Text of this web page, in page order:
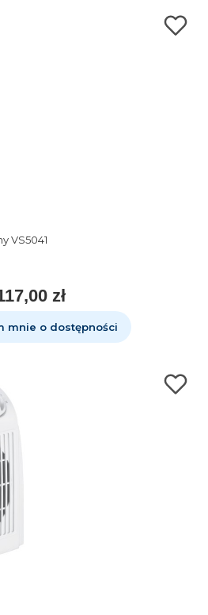
VS5041
zł
mnie o dostępności